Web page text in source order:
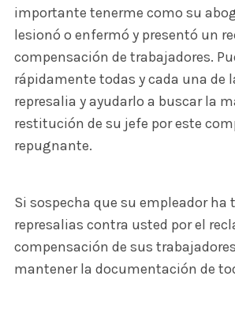
importante tenerme como su
lesionó o enfermó y presentó un
compensación de trabajadores.
rápidamente todas y cada una de
represalia y ayudarlo a buscar la
restitución de su jefe por este
repugnante.
Si sospecha que su empleador ha
represalias contra usted por el
compensación de sus
mantener la documentación de